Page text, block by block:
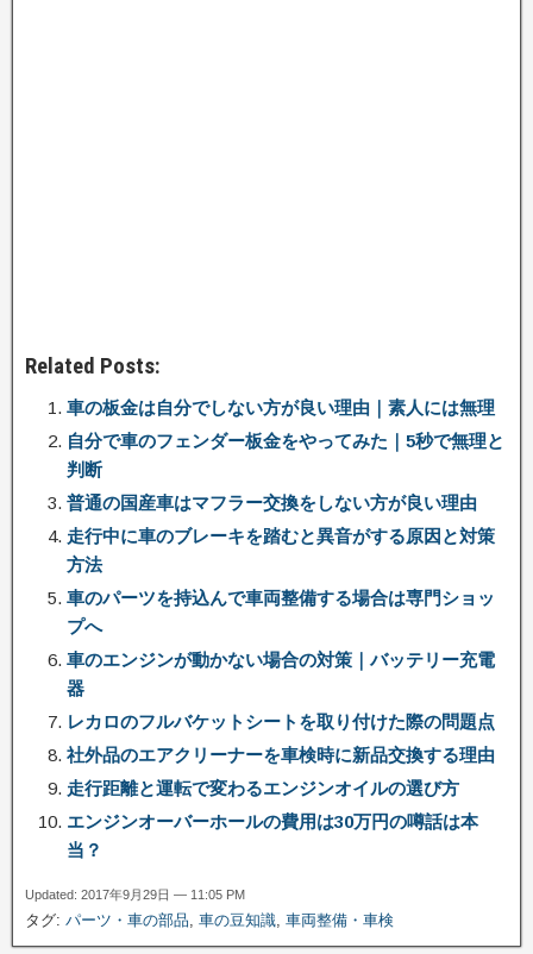
Related Posts:
車の板金は自分でしない方が良い理由｜素人には無理
自分で車のフェンダー板金をやってみた｜5秒で無理と
判断
普通の国産車はマフラー交換をしない方が良い理由
走行中に車のブレーキを踏むと異音がする原因と対策
方法
車のパーツを持込んで車両整備する場合は専門ショッ
プへ
車のエンジンが動かない場合の対策｜バッテリー充電
器
レカロのフルバケットシートを取り付けた際の問題点
社外品のエアクリーナーを車検時に新品交換する理由
走行距離と運転で変わるエンジンオイルの選び方
エンジンオーバーホールの費用は30万円の噂話は本
当？
Updated: 2017年9月29日 — 11:05 PM
タグ: パーツ・車の部品, 車の豆知識, 車両整備・車検